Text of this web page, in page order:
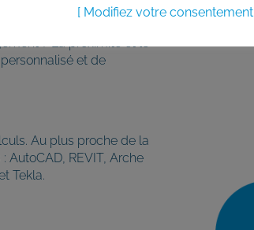
de collaborateurs
années. Nous
? La proximité et le
et de
Au plus proche de la
AutoCAD, REVIT, Arche
Tekla.
Modifiez votre consentement